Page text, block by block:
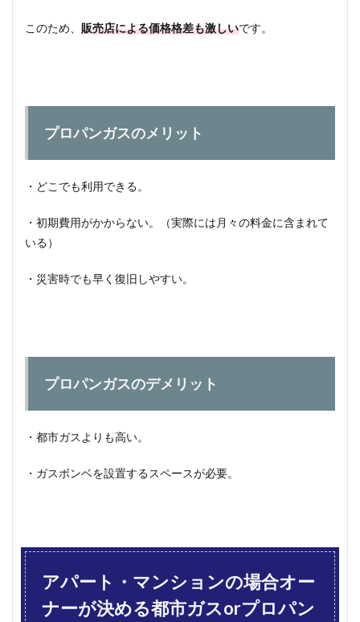
このため、 販売店による価格格差も激しいです。
プロパンガスのメリット
・どこでも利用できる。
・初期費用がかからない。（実際には月々の料金に含まれて
いる）
・災害時でも早く復旧しやすい。
プロパンガスのデメリット
・都市ガスよりも高い。
・ガスボンベを設置するスペースが必要。
アパート・マンションの場合オー
ナーが決める都市ガスorプロパン